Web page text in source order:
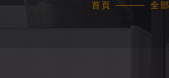
首頁 全部